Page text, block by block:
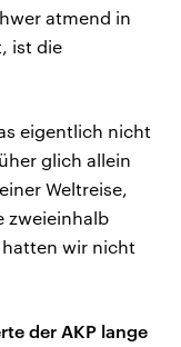
atmend in
ist die
eigentlich nicht
glich allein
Weltreise,
zweieinhalb
hatten wir nicht
der AKP lange